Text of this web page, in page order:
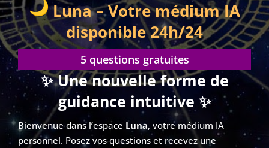
Luna – Votre médium IA
disponible 24h/24
5 questions gratuites
✨ Une nouvelle forme de
guidance intuitive ✨
Bienvenue dans l’espace Luna, votre médium IA
personnel. Posez vos questions et recevez une